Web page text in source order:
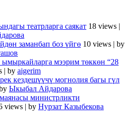
театрларга саякат 18 views |
заманбап боз үйгө 10 views | by
ымыркайларга мээрим төккөн “28
| by aigerim
кездешүүчү могнолия багы гүл
Ыкыбал Айдарова
министрликти
views | by Нурзат Казыбекова